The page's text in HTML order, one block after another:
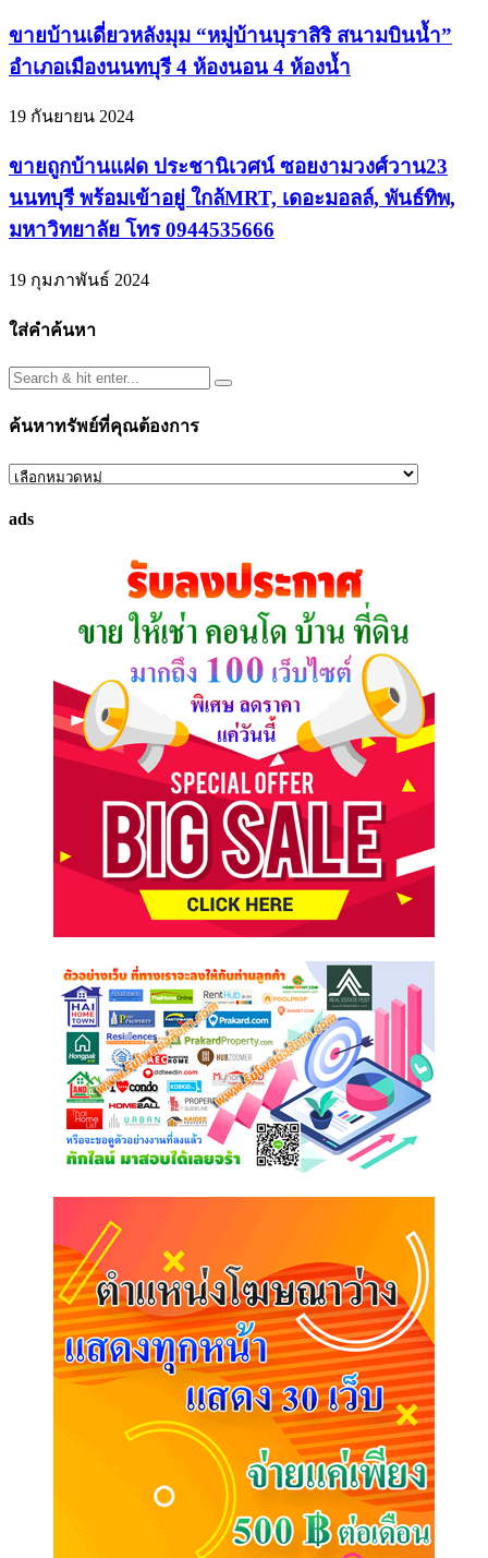
ขายบ้านเดี่ยวหลังมุม “หมู่บ้านบุราสิริ สนามบินน้ำ”
อำเภอเมืองนนทบุรี 4 ห้องนอน 4 ห้องน้ำ
19 กันยายน 2024
ขายถูกบ้านแฝด ประชานิเวศน์ ซอยงามวงศ์วาน23
นนทบุรี พร้อมเข้าอยู่ ใกล้MRT, เดอะมอลล์, พันธ์ทิพ,
มหาวิทยาลัย โทร 0944535666
19 กุมภาพันธ์ 2024
ใส่คำค้นหา
ค้นหาทรัพย์ที่คุณต้องการ
ค้นหา
ที่
ads